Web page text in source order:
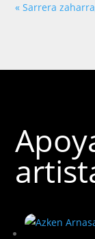
« Sarrera